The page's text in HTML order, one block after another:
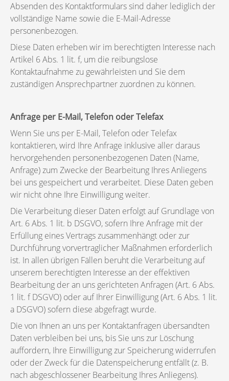
Absenden des Kontaktformulars sind daher lediglich der
vollständige Name sowie die E-Mail-Adresse
personenbezogen.
Diese Daten erheben wir im berechtigten Interesse nach
Artikel 6 Abs. 1 lit. f, um die reibungslose
Kontaktaufnahme zu gewährleisten und Sie dem
zuständigen Ansprechpartner zuordnen zu können.
Anfrage per E-Mail, Telefon oder Telefax
Wenn Sie uns per E-Mail, Telefon oder Telefax
kontaktieren, wird Ihre Anfrage inklusive aller daraus
hervorgehenden personenbezogenen Daten (Name,
Anfrage) zum Zwecke der Bearbeitung Ihres Anliegens
bei uns gespeichert und verarbeitet. Diese Daten geben
wir nicht ohne Ihre Einwilligung weiter.
Die Verarbeitung dieser Daten erfolgt auf Grundlage von
Art. 6 Abs. 1 lit. b DSGVO, sofern Ihre Anfrage mit der
Erfüllung eines Vertrags zusammenhängt oder zur
Durchführung vorvertraglicher Maßnahmen erforderlich
ist. In allen übrigen Fällen beruht die Verarbeitung auf
unserem berechtigten Interesse an der effektiven
Bearbeitung der an uns gerichteten Anfragen (Art. 6 Abs.
1 lit. f DSGVO) oder auf Ihrer Einwilligung (Art. 6 Abs. 1 lit.
a DSGVO) sofern diese abgefragt wurde.
Die von Ihnen an uns per Kontaktanfragen übersandten
Daten verbleiben bei uns, bis Sie uns zur Löschung
auffordern, Ihre Einwilligung zur Speicherung widerrufen
oder der Zweck für die Datenspeicherung entfällt (z. B.
nach abgeschlossener Bearbeitung Ihres Anliegens).